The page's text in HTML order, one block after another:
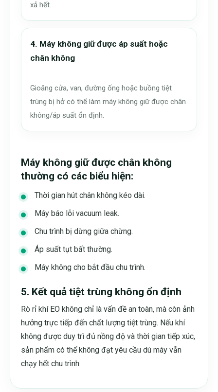
xả hết.
4. Máy không giữ được áp suất hoặc
chân không
Gioăng cửa, van, đường ống hoặc buồng tiệt
trùng bị hở có thể làm máy không giữ được chân
không/áp suất ổn định.
Máy không giữ được chân không
thường có các biểu hiện:
Thời gian hút chân không kéo dài.
Máy báo lỗi vacuum leak.
Chu trình bị dừng giữa chừng.
Áp suất tụt bất thường.
Máy không cho bắt đầu chu trình.
5. Kết quả tiệt trùng không ổn định
Rò rỉ khí EO không chỉ là vấn đề an toàn, mà còn ảnh
hưởng trực tiếp đến chất lượng tiệt trùng. Nếu khí
không được duy trì đủ nồng độ và thời gian tiếp xúc,
sản phẩm có thể không đạt yêu cầu dù máy vẫn
chạy hết chu trình.